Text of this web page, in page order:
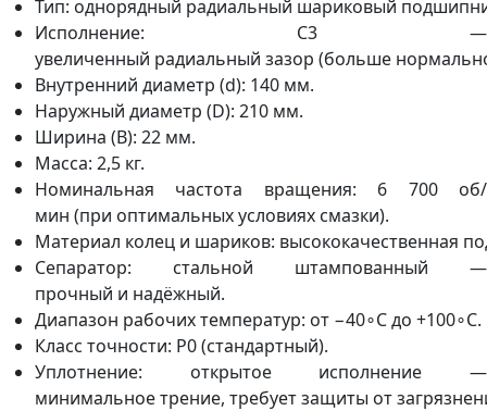
Тип: однорядный радиальный шариковый
Исполнение: C3 —
увеличенный радиальный зазор (больше
Внутренний диаметр (d): 140 мм.
Наружный диаметр (D): 210 мм.
Ширина (B): 22 мм.
Масса: 2,5 кг.
Номинальная частота вращения: 6 700 об/
мин (при оптимальных условиях смазки).
Материал колец и шариков: высококачественная
Сепаратор: стальной штампованный —
прочный и надёжный.
Диапазон рабочих температур: от −40∘C до +100∘C.
Класс точности: P0 (стандартный).
Уплотнение: открытое исполнение —
минимальное трение, требует защиты от